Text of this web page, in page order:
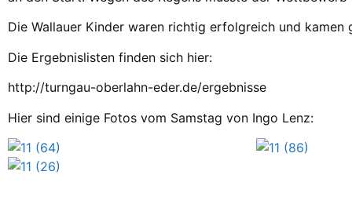
Die Wallauer Kinder waren richtig erfolgreich und
Die Ergebnislisten finden sich hier:
http://turngau-oberlahn-eder.de/ergebnisse
Hier sind einige Fotos vom Samstag von Ingo Lenz: